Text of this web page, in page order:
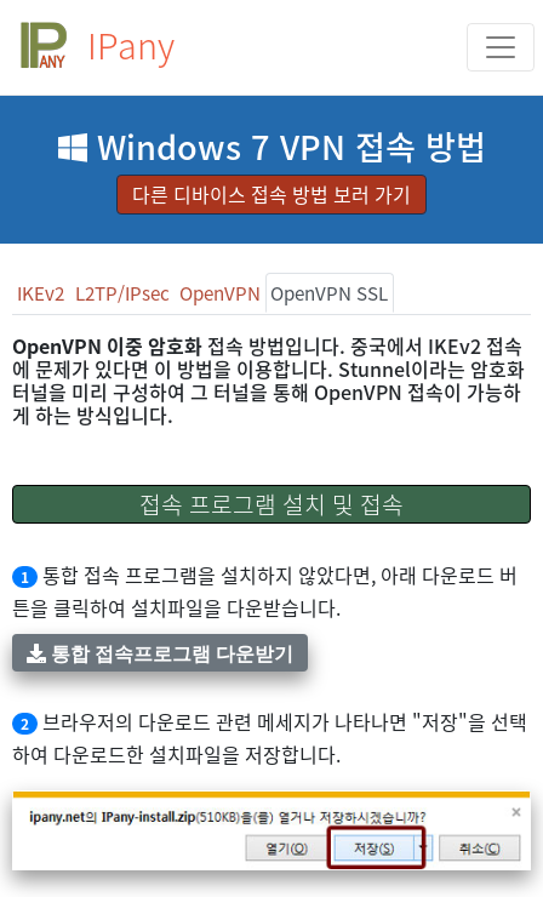
IPany
Windows 7 VPN 접속 방법
다른 디바이스 접속 방법 보러 가기
IKEv2 L2TP/IPsec OpenVPN OpenVPN SSL
OpenVPN 이중 암호화 접속 방법입니다. 중국에서 IKEv2 접속
에 문제가 있다면 이 방법을 이용합니다. Stunnel이라는 암호화
터널을 미리 구성하여 그 터널을 통해 OpenVPN 접속이 가능하
게 하는 방식입니다.
접속 프로그램 설치 및 접속
1
통합 접속 프로그램을 설치하지 않았다면, 아래 다운로드 버
튼을 클릭하여 설치파일을 다운받습니다.
통합 접속프로그램 다운받기
2
브라우저의 다운로드 관련 메세지가 나타나면 "저장"을 선택
하여 다운로드한 설치파일을 저장합니다.